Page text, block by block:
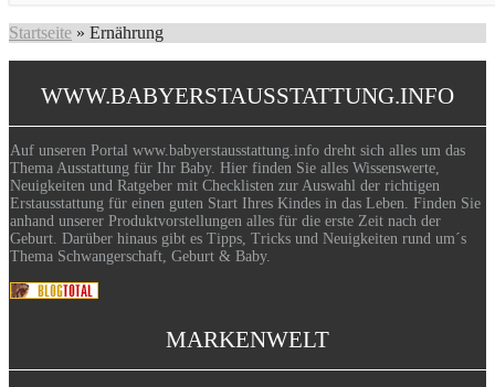
Startseite » Ernährung
WWW.BABYERSTAUSSTATTUNG.INFO
Auf unseren Portal www.babyerstausstattung.info dreht sich alles um das
Thema Ausstattung für Ihr Baby. Hier finden Sie alles Wissenswerte,
Neuigkeiten und Ratgeber mit Checklisten zur Auswahl der richtigen
Erstausstattung für einen guten Start Ihres Kindes in das Leben. Finden Sie
anhand unserer Produktvorstellungen alles für die erste Zeit nach der
Geburt. Darüber hinaus gibt es Tipps, Tricks und Neuigkeiten rund um´s
Thema Schwangerschaft, Geburt & Baby.
MARKENWELT